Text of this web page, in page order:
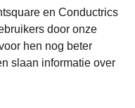
en Conductrics
door onze
hen nog beter
slaan informatie over